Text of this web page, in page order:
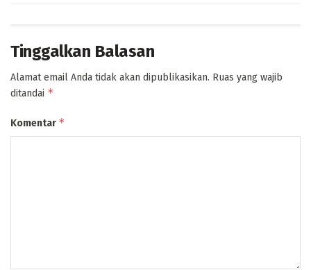
Tinggalkan Balasan
Alamat email Anda tidak akan dipublikasikan. Ruas yang wajib
ditandai *
Komentar *